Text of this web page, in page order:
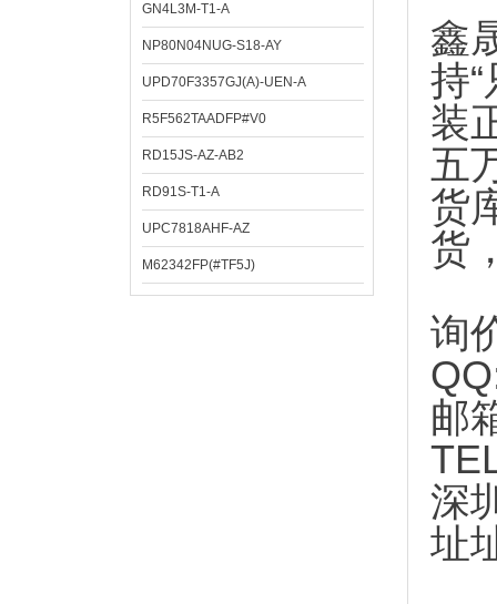
GN4L3M-T1-A
NP80N04NUG-S18-AY
UPD70F3357GJ(A)-UEN-A
R5F562TAADFP#V0
RD15JS-AZ-AB2
RD91S-T1-A
UPC7818AHF-AZ
M62342FP(#TF5J)
鑫
持
装
五
货
货
询
邮
深
址